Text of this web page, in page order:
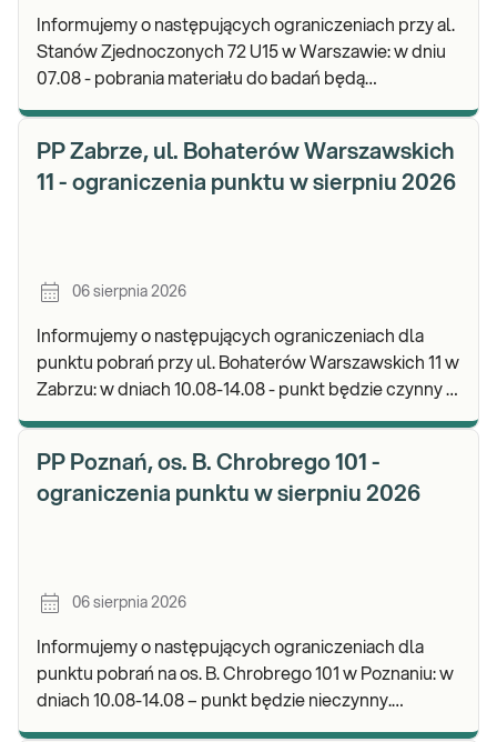
Informujemy o następujących ograniczeniach przy al.
Stanów Zjednoczonych 72 U15 w Warszawie: w dniu
07.08 - pobrania materiału do badań będą
PP Zabrze, ul. Bohaterów Warszawskich
11 - ograniczenia punktu w sierpniu 2026
06 sierpnia 2026
Informujemy o następujących ograniczeniach dla
punktu pobrań przy ul. Bohaterów Warszawskich 11 w
Zabrzu: w dniach 10.08-14.08 - punkt będzie czynny w
PP Poznań, os. B. Chrobrego 101 -
ograniczenia punktu w sierpniu 2026
06 sierpnia 2026
Informujemy o następujących ograniczeniach dla
punktu pobrań na os. B. Chrobrego 101 w Poznaniu: w
dniach 10.08-14.08 – punkt będzie nieczynny.